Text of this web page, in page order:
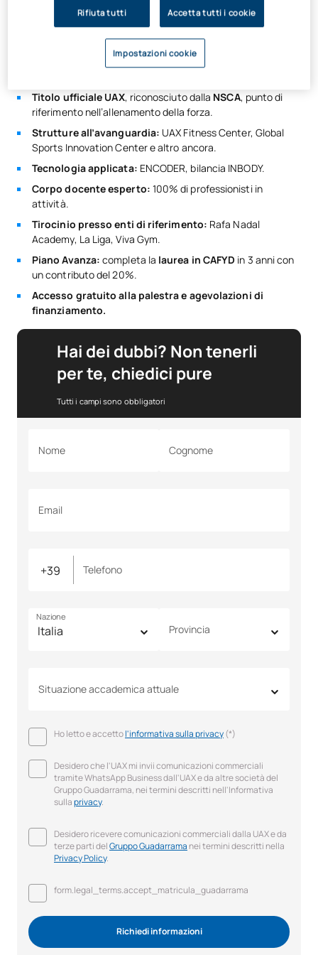
ufficiale di formazione professionale in Preparazione Fisica
dell’UAX (ex TAFAD)potrai formarti ai massimi livelli sotto la
dell’università di riferimento nel campo della salute
, e dare slancio alla tua carriera professionale
nel campo dell’allenamento, dell’attività fisica e della salute.
Titolo ufficiale UAX, riconosciuto dalla NSCA, punto di
riferimento nell’allenamento della forza.
Strutture all’avanguardia: UAX Fitness Center, Global
Sports Innovation Center e altro ancora.
Tecnologia applicata: ENCODER, bilancia INBODY.
Corpo docente esperto: 100% di professionisti in
attività.
Tirocinio presso enti di riferimento: Rafa Nadal
Academy, La Liga, Viva Gym.
Piano Avanza:completa la laurea in CAFYD in 3 anni con
un contributo del 20%.
Accesso gratuito alla palestra e agevolazioni di
finanziamento.
Hai dei dubbi? Non tenerli
per te, chiedici pure
Tutti i campi sono obbligatori
Nome Cognome
Email
Telefono
Nazione
Provincia
Situazione accademica attuale
Ho letto e accettol'informativa sulla privacy(*)
Desidero che l'UAX mi invii comunicazioni commerciali
tramite WhatsApp Business dall'UAX e da altre società del
Gruppo Guadarrama, nei termini descritti nell'Informativa
sullaprivacy.
Desidero ricevere comunicazioni commerciali dalla UAX e da
terze parti delGruppo Guadarrama nei termini descritti nella
Privacy Policy.
form.legal_terms.accept_matricula_guadarrama
Richiedi informazioni
Rifiuta tutti Accetta tutti i cookie
Impostazioni cookie